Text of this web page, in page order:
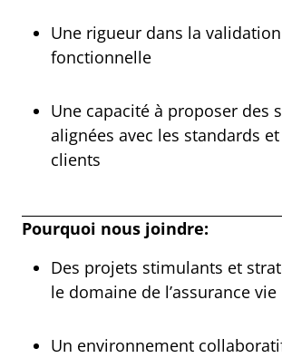
Une rigueur dans la
fonctionnelle
Une capacité à proposer des
alignées avec les standards
clients
Pourquoi nous joindre:
Des projets stimulants et
le domaine de l’assurance vie
Un environnement